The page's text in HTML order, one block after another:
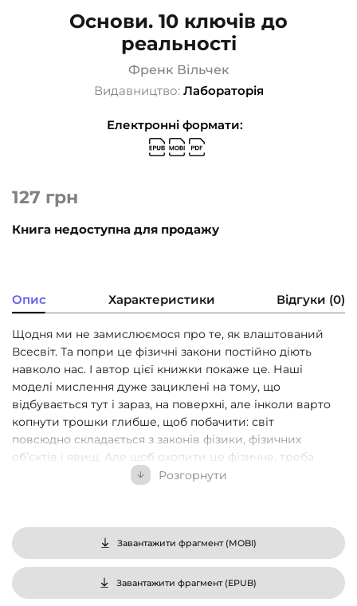
Основи. 10 ключів до
реальності
Френк Вільчек
Видавництво: Лабораторія
Електронні формати:
127 грн
Книга недоступна для продажу
Опис Характеристики Відгуки (0)
Щодня ми не замислюємося про те, як влаштований
Всесвіт. Та попри це фізичні закони постійно діють
навколо нас. І автор цієї книжки покаже це. Наші
моделі мислення дуже зациклені на тому, що
відбувається тут і зараз, на поверхні, але інколи варто
копнути трошки глибше, щоб побачити: світ
повсюдно складається з законів фізики, фізичних
об’єктів і явищ. Але щоб охопити це фізичне, треба
розвинути межі свого мислення. Нобелівський
найновіших відкриттях сучасної науки. Автор
досліджує ідеї, які формують наше розуміння
Всесвіту: час, простір, матерію, енергію, складність і
взаємодоповнюваність. Він розкопує історію
фундаментальної науки, досліджуючи те, що ми
Розгорнути
Завантажити фрагмент (MOBI)
Завантажити фрагмент (EPUB)